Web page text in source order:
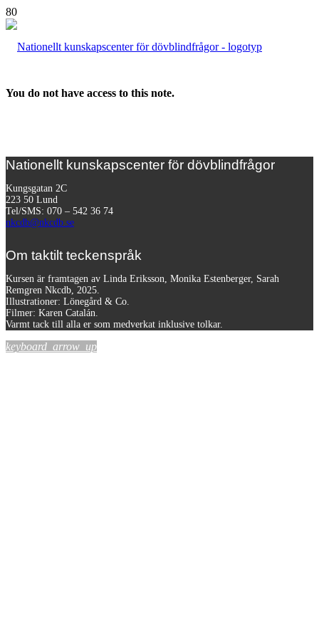
You do not have access to this note.
Nationellt kunskapscenter för dövblindfrågor
Kungsgatan 2C
223 50 Lund
Tel/SMS: 070 – 542 36 74
nkcdb@nkcdb.se
Om taktilt teckenspråk
Kursen är framtagen av Linda Eriksson, Monika Estenberger, Sarah
Remgren Nkcdb, 2025.
Illustrationer: Lönegård & Co.
Filmer: Karen Catalán.
Varmt tack till alla er som medverkat inklusive tolkar.
keyboard_arrow_up